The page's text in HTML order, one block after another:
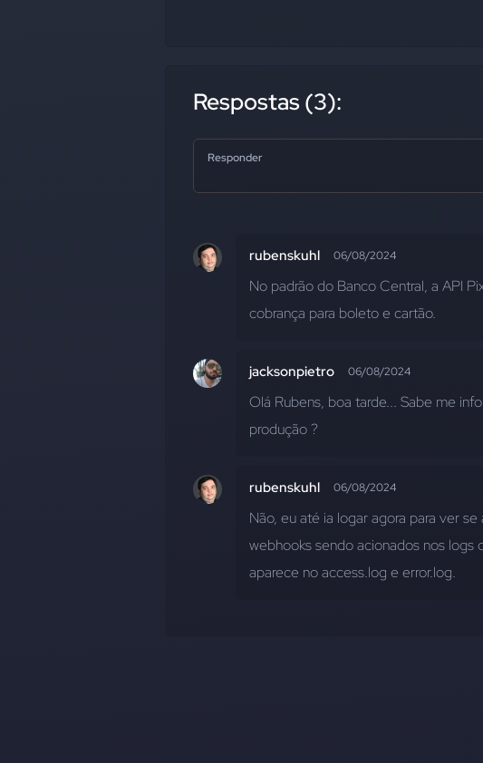
Respostas (3):
Responder
rubenskuhl 06/08/2024
No padrão do Banco Central, a API
cobrança para boleto e cartão.
jacksonpietro 06/08/2024
Olá Rubens, boa tarde... Sabe me
produção ?
rubenskuhl 06/08/2024
Não, eu até ia logar agora para ver
webhooks sendo acionados nos
aparece no access.log e error.log.